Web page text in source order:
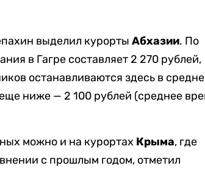
выделил курортыАбхазии. По
в Гагре составляет 2 270 рублей,
останавливаются здесь в
ниже — 2 100 рублей (среднее
можно и на курортах Крыма, где
с прошлым годом, отметил